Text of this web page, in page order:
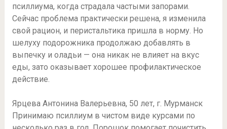
псиллиума, когда страдала частыми запорами.
Сейчас проблема практически решена, я изменила
свой рацион, и перистальтика пришла в норму. Но
шелуху подорожника продолжаю добавлять в
выпечку и оладьи — она никак не влияет на вкус
еды, зато оказывает хорошее профилактическое
действие.
Ярцева Антонина Валерьевна, 50 лет, г. Мурманск
Принимаю псиллиум в чистом виде курсами по